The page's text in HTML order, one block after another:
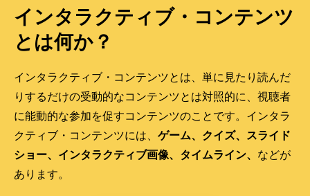
インタラクティブ・コンテンツ
とは何か？
インタラクティブ・コンテンツとは、単に見たり読んだ
りするだけの受動的なコンテンツとは対照的に、視聴者
に能動的な参加を促すコンテンツのことです。インタラ
クティブ・コンテンツには、 ゲーム、クイズ、スライド
ショー、インタラクティブ画像、タイムライン、 などが
あります。